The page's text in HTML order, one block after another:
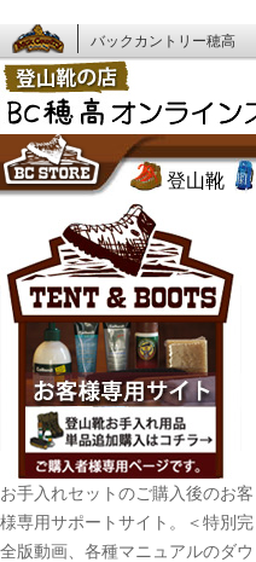
バックカントリー穂高
登山靴
お手入れセットのご購入後のお客
様専用サポートサイト。＜特別完
全版動画、各種マニュアルのダウ